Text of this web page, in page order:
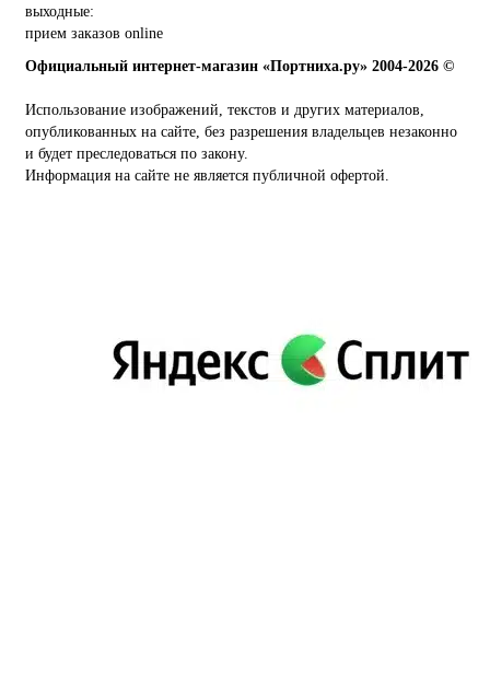
выходные:
прием заказов online
Официальный интернет-магазин «Портниха.ру» 2004-2026 ©
Использование изображений, текстов и других материалов,
опубликованных на сайте, без разрешения владельцев незаконно
и будет преследоваться по закону.
Информация на сайте не является публичной офертой.